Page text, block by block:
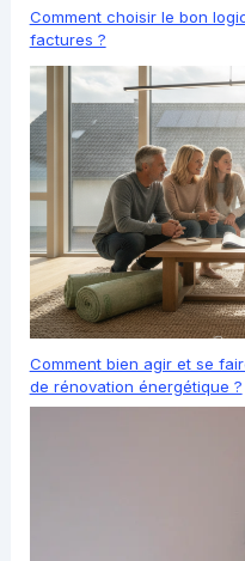
Comment choisir le bon
factures ?
Comment bien agir et se
de rénovation énergétique ?